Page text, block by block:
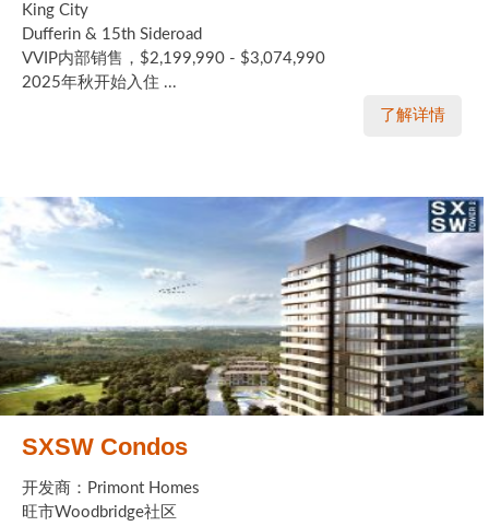
King City
Dufferin & 15th Sideroad
VVIP内部销售，$2,199,990 - $3,074,990
2025年秋开始入住 ...
了解详情
SXSW Condos
开发商：Primont Homes
旺市Woodbridge社区